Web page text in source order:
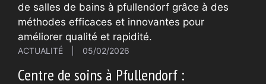
ACTUALITÉ 05/02/2026
Centre de soins à Pfullendorf :